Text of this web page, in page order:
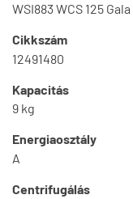
WSI883 WCS 125
Cikkszám
12491480
Kapacitás
9 kg
Energiaosztály
A
Centrifugálás